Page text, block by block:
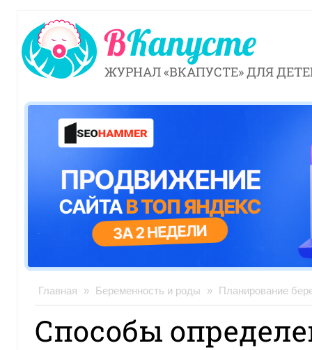
ЖУРНАЛ «ВКАПУСТЕ» ДЛЯ
Главная » Беременность и роды » Планирование
Способы